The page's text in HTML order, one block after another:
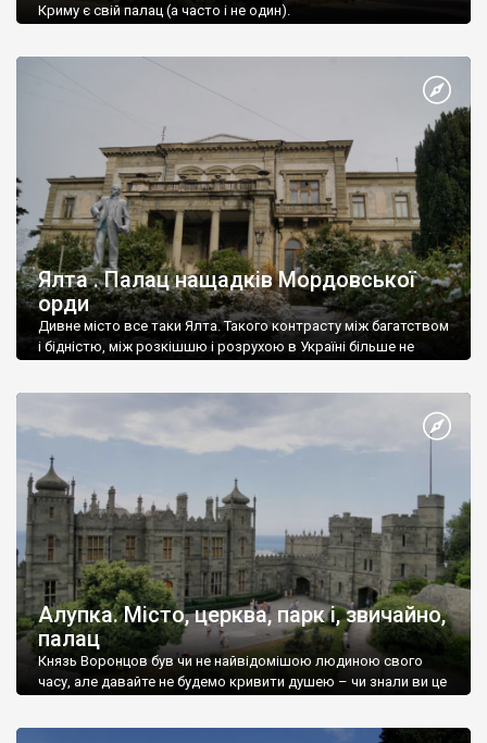
Криму є свій палац (а часто і не один).
Ялта . Палац нащадків Мордовської
орди
Дивне місто все таки Ялта. Такого контрасту між багатством
і бідністю, між розкішшю і розрухою в Україні більше не
Алупка. Місто, церква, парк і, звичайно,
палац
Князь Воронцов був чи не найвідомішою людиною свого
часу, але давайте не будемо кривити душею – чи знали ви це